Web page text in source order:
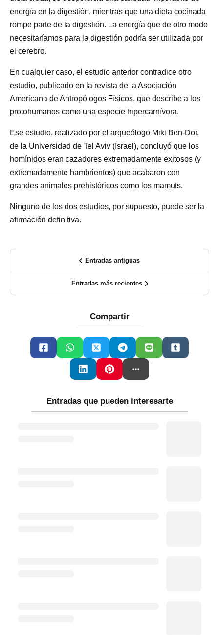
energía en la digestión, mientras que una dieta cocinada
rompe parte de la digestión. La energía que de otro modo
necesitaríamos para la digestión podría ser utilizada por
el cerebro.
En cualquier caso, el estudio anterior contradice otro
estudio, publicado en la revista de la Asociación
Americana de Antropólogos Físicos, que describe a los
protohumanos como una especie hipercarnívora.
Ese estudio, realizado por el arqueólogo Miki Ben-Dor,
de la Universidad de Tel Aviv (Israel), concluyó que los
homínidos eran cazadores extremadamente exitosos (y
extremadamente hambrientos) que acabaron con
grandes animales prehistóricos como los mamuts.
Ninguno de los dos estudios, por supuesto, puede ser la
afirmación definitiva.
Entradas antiguas
Entradas más recientes
Compartir
Entradas que pueden interesarte